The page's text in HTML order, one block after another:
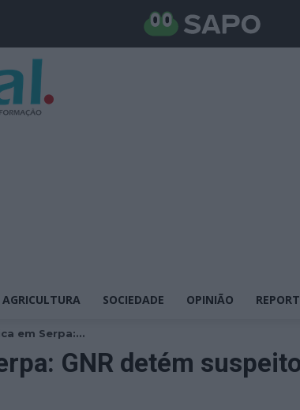
AGRICULTURA SOCIEDADE OPINIÃO
em Serpa:...
GNR detém